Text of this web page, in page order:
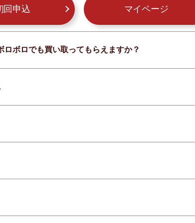
回申込 マイページ
ボロでも買い取ってもらえますか？